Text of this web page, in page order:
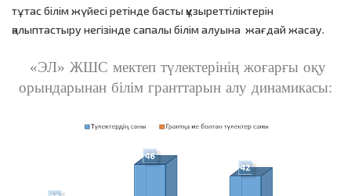
тұтас білім жүйесі ретінде басты құзыреттіліктерін
қалыптастыру негізінде сапалы білім алуына жағдай жасау.
«ЭЛ» ЖШС мектеп түлектерінің жоғарғы оқу
орындарынан білім гранттарын алу динамикасы: